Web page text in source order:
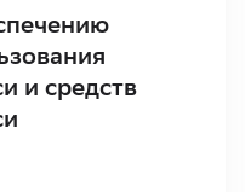
и средств